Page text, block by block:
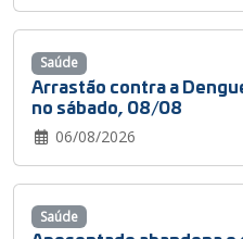
Arrastão contra a
no sábado, 08/08
06/08/2026
Saúde
Saúde